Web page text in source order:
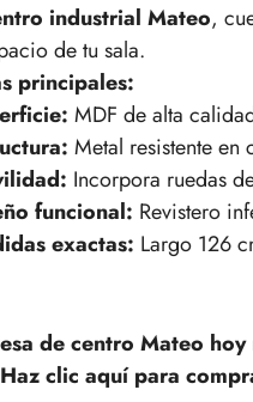
industrial Mateo,
de tu sala.
principales:
MDF de alta
Metal resistente en
Incorpora ruedas
funcional: Revistero
exactas: Largo 126
de centro Mateo hoy
Haz clic aquí para